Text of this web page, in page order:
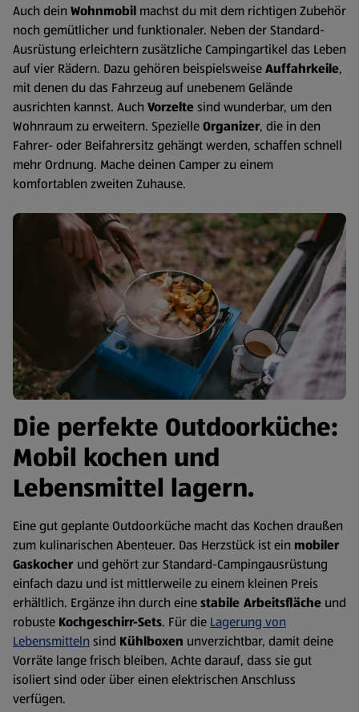
Auch dein Wohnmobil machst du mit dem richtigen Zubehör
noch gemütlicher und funktionaler. Neben der Standard-
Ausrüstung erleichtern zusätzliche Campingartikel das Leben
auf vier Rädern. Dazu gehören beispielsweiseAuffahrkeile,
mit denen du das Fahrzeug auf unebenem Gelände
ausrichten kannst. Auch Vorzeltesind wunderbar, um den
Wohnraum zu erweitern. SpezielleOrganizer, die in den
Fahrer- oder Beifahrersitz gehängt werden, schaffen schnell
mehr Ordnung. Mache deinen Camper zu einem
komfortablen zweiten Zuhause.
Die perfekte Outdoorküche:
Mobil kochen und
Lebensmittel lagern.
Eine gut geplante Outdoorküche macht das Kochen draußen
zum kulinarischen Abenteuer. Das Herzstück ist ein mobiler
Gaskocher und gehört zur Standard-Campingausrüstung
einfach dazu und ist mittlerweile zu einem kleinen Preis
erhältlich. Ergänze ihn durch einestabile Arbeitsfläche und
robuste Kochgeschirr-Sets. Für die Lagerung von
Lebensmitteln sind Kühlboxen unverzichtbar, damit deine
Vorräte lange frisch bleiben. Achte darauf, dass sie gut
isoliert sind oder über einen elektrischen Anschluss
verfügen.